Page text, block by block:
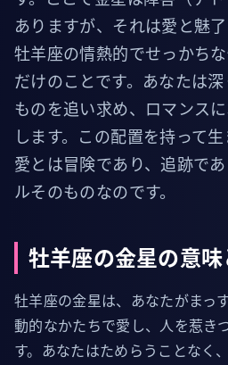
ありますが、それは愛と魅
牡羊座の情熱的でせっかち
だけのことです。あなたは
ものを追い求め、ロマンス
します。この配置を持って生
愛とは冒険であり、追跡で
ルそのものなのです。
牡羊座の金星の意味
牡羊座の金星は、あなたがまっ
動的なかたちで愛し、人を惹き
す。あなたはためらうことなく